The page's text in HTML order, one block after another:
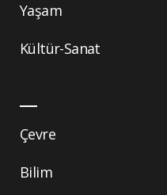
Yaşam
Kültür-Sanat
Çevre
Bilim